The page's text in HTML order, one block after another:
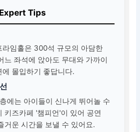
Tips
라임홀은 300석 규모의 아담한
느 좌석에 앉아도 무대와 가까이
몰입하기 좋답니다.
에는 아이들이 신나게 뛰어놀 수
키즈카페 '챔피언'이 있어 공연
거운 시간을 보낼 수 있어요.